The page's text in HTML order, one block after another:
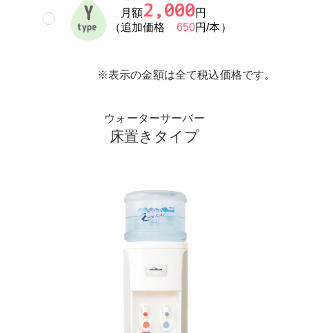
月額2,000円
（追加価格 650円/本）
※表示の金額は全て税込価格です。
ウォーターサーバー
床置きタイプ